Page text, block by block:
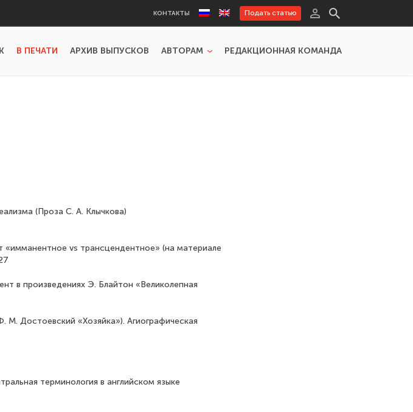
КОНТАКТЫ Подать статью
В ПЕЧАТИ АРХИВ ВЫПУСКОВ АВТОРАМ РЕДАКЦИОННАЯ КОМАНДА
(Проза С. А. Клычкова)
vs трансцендентное» (на материале
в произведениях Э. Блайтон «Великолепная
Достоевский «Хозяйка»). Агиографическая
терминология в английском языке